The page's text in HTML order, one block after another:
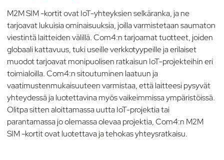
M2M SIM -kortit ovat IoT-yhteyksien selkäranka, ja ne
tarjoavat lukuisia ominaisuuksia, joilla varmistetaan saumaton
viestintä laitteiden välillä. Com4:n tarjoamat tuotteet, joiden
globaali kattavuus, tuki useille verkkotyypeille ja erilaiset
muodot tarjoavat monipuolisen ratkaisun IoT-projekteihin eri
toimialoilla. Com4:n sitoutuminen laatuun ja
vaatimustenmukaisuuteen varmistaa, että laitteesi pysyvät
yhteydessä ja luotettavina myös vaikeimmissa ympäristöissä.
Olitpa sitten aloittamassa uutta IoT-projektia tai
parantamassa jo olemassa olevaa projektia, Com4:n M2M
SIM -kortit ovat luotettava ja tehokas yhteysratkaisu.